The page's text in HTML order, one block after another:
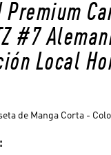
Premium
#7
Local
de Manga Corta -
: